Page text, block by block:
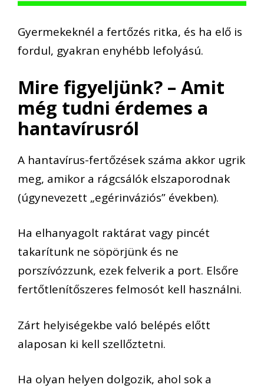
Gyermekeknél a fertőzés ritka, és ha elő is
fordul, gyakran enyhébb lefolyású.
Mire figyeljünk? – Amit
még tudni érdemes a
hantavírusról
A hantavírus-fertőzések száma akkor ugrik
meg, amikor a rágcsálók elszaporodnak
(úgynevezett „egérinváziós” években).
Ha elhanyagolt raktárat vagy pincét
takarítunk ne söpörjünk és ne
porszívózzunk, ezek felverik a port. Elsőre
fertőtlenítőszeres felmosót kell használni.
Zárt helyiségekbe való belépés előtt
alaposan ki kell szellőztetni.
Ha olyan helyen dolgozik, ahol sok a